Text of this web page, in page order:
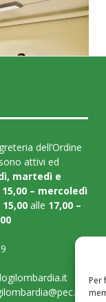
Per
dell’Ordine
attivi ed
martedì e
15,00 – mercoledì
15,00 alle 17,00 –